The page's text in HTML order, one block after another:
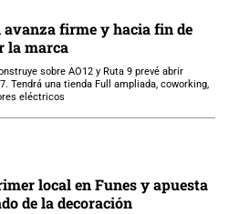
avanza firme y hacia fin de
la marca
sobre AO12 y Ruta 9 prevé abrir
Tendrá una tienda Full ampliada, coworking,
eléctricos
local en Funes y apuesta
de la decoración